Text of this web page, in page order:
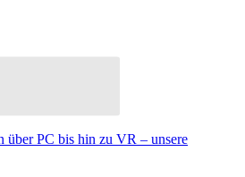
über PC bis hin zu VR – unsere